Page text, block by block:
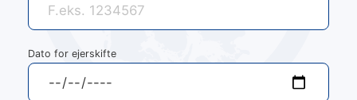
Dato for ejerskifte